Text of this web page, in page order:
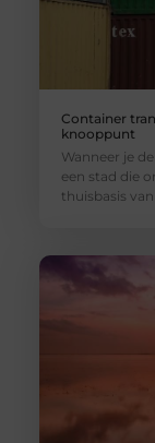
Container
knooppunt
Wanneer je
een stad die
thuisbasis